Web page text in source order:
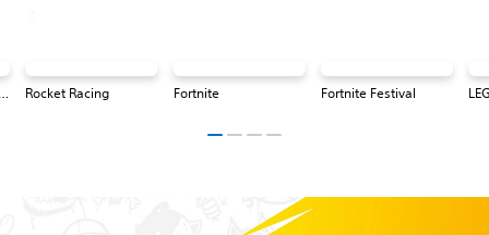
Odyssey Rocket Racing Fortnite Fortnite Festival